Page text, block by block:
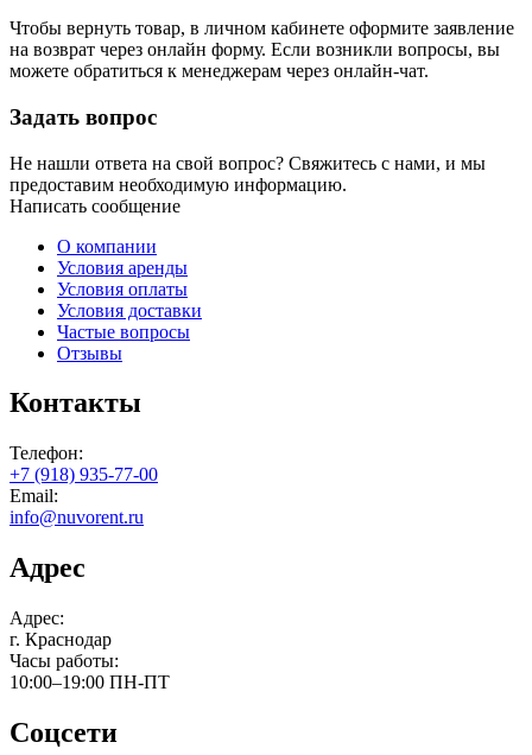
Чтобы вернуть товар, в личном кабинете оформите заявление
на возврат через онлайн форму. Если возникли вопросы, вы
можете обратиться к менеджерам через онлайн-чат.
Задать вопрос
Не нашли ответа на свой вопрос? Свяжитесь с нами, и мы
предоставим необходимую информацию.
Написать сообщение
О компании
Условия аренды
Условия оплаты
Условия доставки
Частые вопросы
Отзывы
Контакты
Телефон:
+7 (918) 935-77-00
Email:
info@nuvorent.ru
Адрес
Адрес:
г. Краснодар
Часы работы:
10:00–19:00 ПН-ПТ
Соцсети